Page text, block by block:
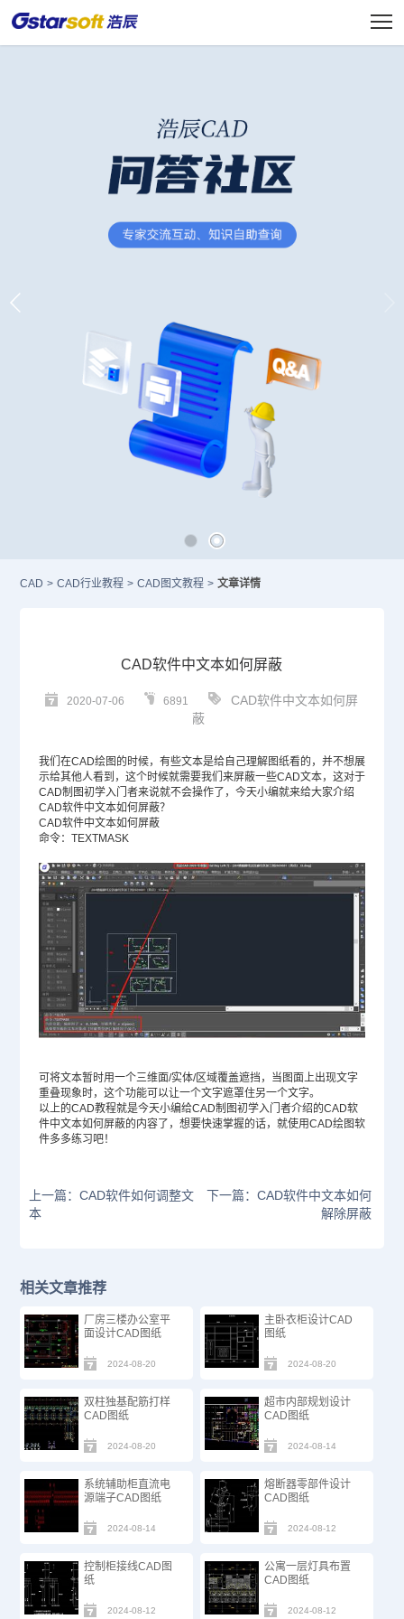
CAD > CAD行业教程 > CAD图文教程 > 文章详情
CAD软件中文本如何屏蔽
2020-07-06 6891
CAD软件中文本如何屏
蔽
我们在CAD绘图 的时候，有些文本是给自己理解图纸看的，并不想展
示给其他人看到，这个时候就需要我们来屏蔽一些CAD文本，这对于
CAD制图初学入门者来说就不会操作了，今天小编就来给大家介绍
CAD软件中文本如何屏蔽？
CAD软件中文本如何屏蔽
命令：TEXTMASK
可将文本暂时用一个三维面/实体/区域覆盖遮挡，当图面上出现文字
重叠现象时，这个功能可以让一个文字遮罩住另一个文字。
以上的CAD教程就是今天小编给CAD制图初学入门 者介绍的CAD软
件中文本如何屏蔽的内容了，想要快速掌握的话，就使用CAD绘图软
件多多练习吧！
上一篇：CAD软件如何调整文
本
下一篇：CAD软件中文本如何
解除屏蔽
相关文章推荐
厂房三楼办公室平
面设计CAD图纸
2024-08-20
主卧衣柜设计CAD
图纸
2024-08-20
双柱独基配筋打样
CAD图纸
2024-08-20
超市内部规划设计
CAD图纸
2024-08-14
系统辅助柜直流电
源端子CAD图纸
2024-08-14
熔断器零部件设计
CAD图纸
2024-08-12
控制柜接线CAD图
纸
2024-08-12
公寓一层灯具布置
CAD图纸
2024-08-12